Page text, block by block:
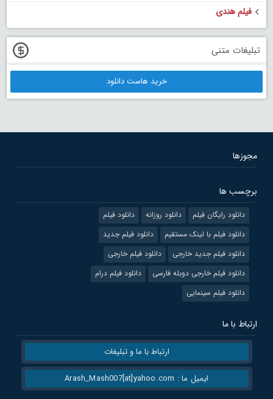
فیلم هندی
تبلیغات متنی
خرید هاست دانلود
مجوزها
برچسب ها
دانلود رایگان فیلم دانلود روزانه
دانلود فیلم
دانلود فیلم با لینک مستقیم
دانلود فیلم جدید
دانلود فیلم جدید خارجی
دانلود فیلم خارجی
دانلود فیلم خارجی دوبله فارسی
دانلود فیلم درام
دانلود فیلم سینمایی
ارتباط با ما
ارتباط با ما و تبلیغات
ایمیل ما : Arash_Mash007[at]yahoo.com